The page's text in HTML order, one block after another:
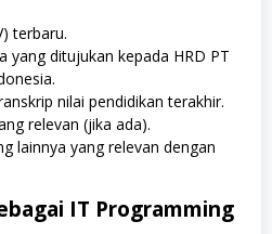
terbaru.
yang ditujukan kepada HRD PT
nilai pendidikan terakhir.
relevan (jika ada).
lainnya yang relevan dengan
IT Programming